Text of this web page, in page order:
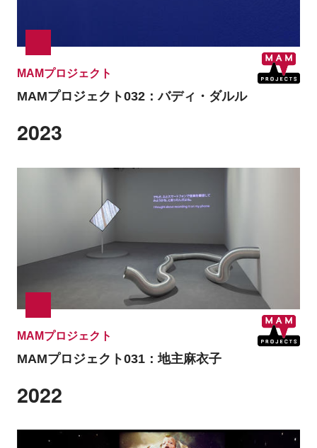
MAMプロジェクト
MAMプロジェクト032：バディ・ダルル
2023
MAMプロジェクト
MAMプロジェクト031：地主麻衣子
2022